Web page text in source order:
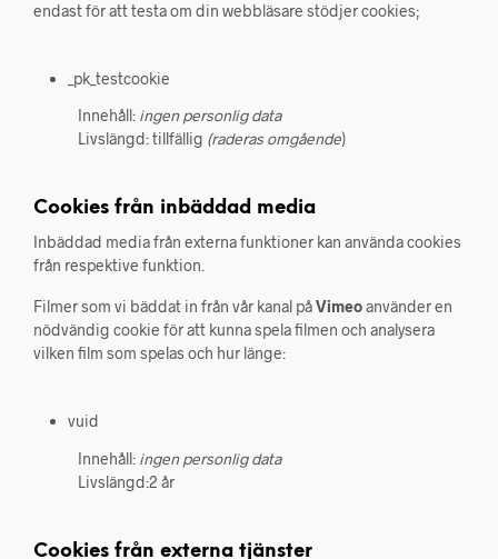
endast för att testa om din webbläsare stödjer cookies;
_pk_testcookie
Innehåll: ingen personlig data
Livslängd: tillfällig (raderas omgående)
Cookies från inbäddad media
Inbäddad media från externa funktioner kan använda cookies
från respektive funktion.
Filmer som vi bäddat in från vår kanal påVimeoanvänder en
nödvändig cookie för att kunna spela filmen och analysera
vilken film som spelas och hur länge:
vuid
Innehåll: ingen personlig data
Livslängd:2 år
Cookies från externa tjänster